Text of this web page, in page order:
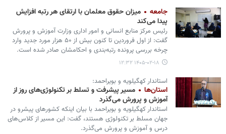
جامعه
میزان حقوق معلمان با ارتقای هر رتبه افزایش
پیدا ‌می‌کند
رئیس مرکز منابع انسانی و امور اداری وزارت آموزش و پرورش
گفت: از اول فروردین تا کنون بیش از ۵۰ هزار مورد جدید وارد
چرخه بررسی پرونده رتبه‌بندی و احکامشان صادر شده است.
۱۴۰۵-۰۲-۱۸ ۱۲:۳۲
استاندار کهگیلویه و بویراحمد:
استان‌ها
مسیر پیشرفت و تسلط بر تکنولوژی‌های روز از
آموزش و پرورش می‌گذرد
استاندار کهگیلویه و بویراحمد با بیان اینکه کشورهای پیشرو در
جهان مسلط بر تکنولوژی هستند، گفت: این مسیر از کلاس‌های
درس و آموزش و پرورش می‌گذرد.